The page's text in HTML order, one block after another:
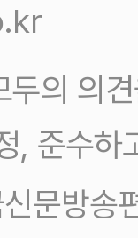
두의 의
, 준수하
문방송